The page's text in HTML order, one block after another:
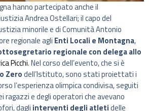
hanno partecipato anche il
Andrea Ostellari; il capo del
minorile e di Comunità Antonio
regionale agli Enti Locali e Montagna,
regionale con delega allo
Picchi. Nel corso dell’evento, che si è
Zerodell’Istituto, sono stati proiettati i
l’esperienza olimpica condivisa, seguiti
e degli operatori che avevano
dagli interventi degli atletidelle